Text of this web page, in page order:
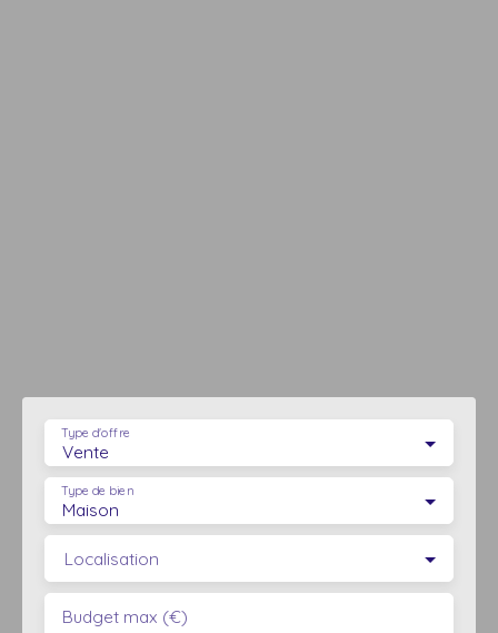
Vente
Type d'offre
Maison
Type de bien
Localisation
Budget max (€)